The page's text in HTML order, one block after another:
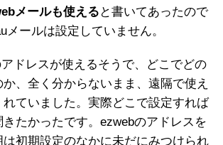
メールも使える と書いてあったので
メールは設定していません。
ドレスが使えるそうで、どこでどの
、全く分からないまま、遠隔で使え
れていました。実際どこで設定すれば
きたかったです。ezwebのアドレスを
初期設定のなかに未だにみつけられ